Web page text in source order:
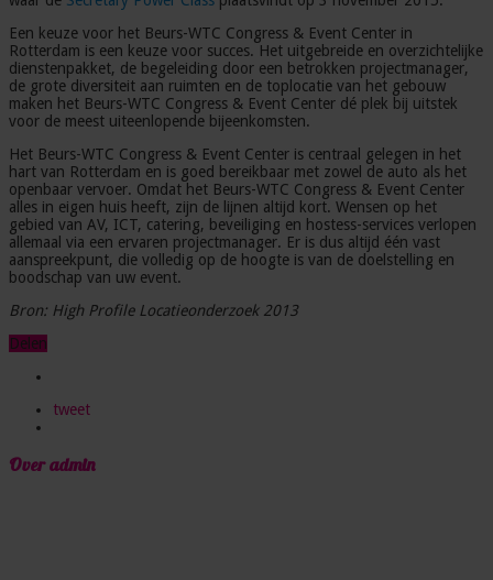
Een keuze voor het Beurs-WTC Congress & Event Center in
Rotterdam is een keuze voor succes. Het uitgebreide en overzichtelijke
dienstenpakket, de begeleiding door een betrokken projectmanager,
de grote diversiteit aan ruimten en de toplocatie van het gebouw
maken het Beurs-WTC Congress & Event Center dé plek bij uitstek
voor de meest uiteenlopende bijeenkomsten.
Het Beurs-WTC Congress & Event Center is centraal gelegen in het
hart van Rotterdam en is goed bereikbaar met zowel de auto als het
openbaar vervoer. Omdat het Beurs-WTC Congress & Event Center
alles in eigen huis heeft, zijn de lijnen altijd kort. Wensen op het
gebied van AV, ICT, catering, beveiliging en hostess-services verlopen
allemaal via een ervaren projectmanager. Er is dus altijd één vast
aanspreekpunt, die volledig op de hoogte is van de doelstelling en
boodschap van uw event.
Bron: High Profile Locatieonderzoek 2013
Delen
tweet
Over admin